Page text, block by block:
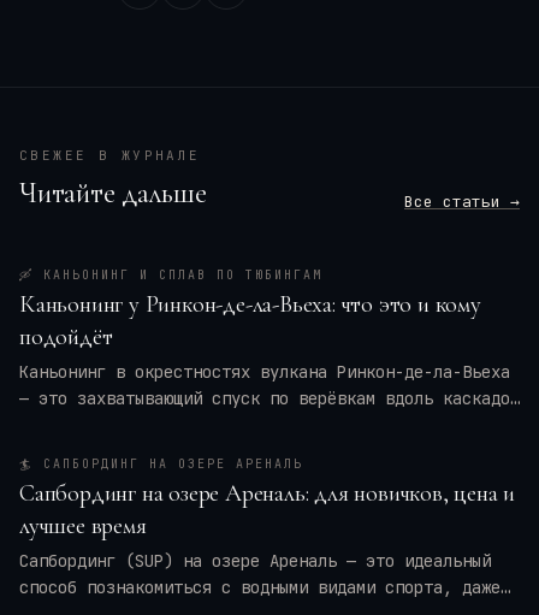
СВЕЖЕЕ В ЖУРНАЛЕ
Читайте дальше Все статьи →
🛶 КАНЬОНИНГ И СПЛАВ ПО ТЮБИНГАМ
Каньонинг у Ринкон-де-ла-Вьеха: что это и кому
подойдёт
Каньонинг в окрестностях вулкана Ринкон-де-ла-Вьеха
— это захватывающий спуск по верёвкам вдоль каскадов
новичков или только для профи? Мы разберём программу
тура, требования к физической форме, оптимальные
месяцы и актуальные цены на 2026 год. Вы также
получите практические советы по экипировке и
безопасности, чтобы ваше путешествие вКоста-Рику
🏄 САПБОРДИНГ НА ОЗЕРЕ АРЕНАЛЬ
Сапбординг на озере Ареналь: для новичков, цена и
лучшее время
Сапбординг (SUP) на озере Ареналь — это идеальный
способ познакомиться с водными видами спорта, даже